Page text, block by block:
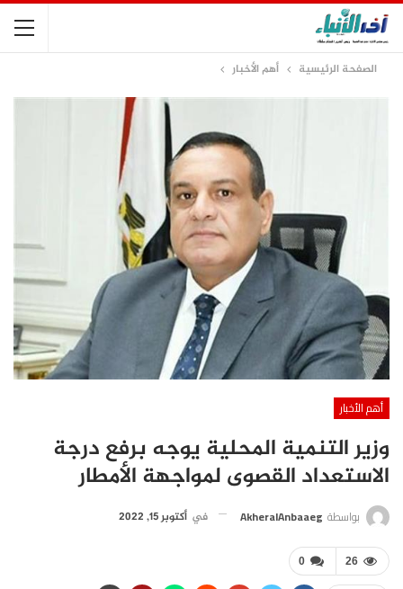
الصفحة الرئيسية أهم الأخبار
أهم الأخبار
وزير التنمية المحلية يوجه برفع درجة
الاستعداد القصوى لمواجهة الأمطار
بواسطة AkheralAnbaaeg في أكتوبر 15, 2022
0 26